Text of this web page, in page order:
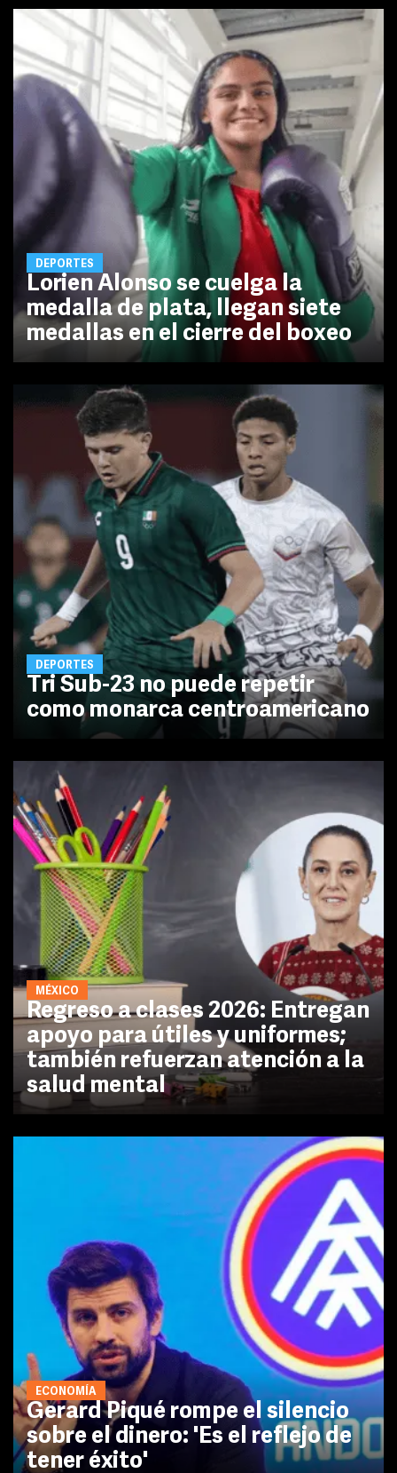
DEPORTES
Lorien Alonso se cuelga la
medalla de plata, llegan siete
medallas en el cierre del boxeo
DEPORTES
Tri Sub-23 no puede repetir
como monarca centroamericano
MÉXICO
Regreso a clases 2026: Entregan
apoyo para útiles y uniformes;
también refuerzan atención a la
salud mental
ECONOMÍA
Gerard Piqué rompe el silencio
sobre el dinero: 'Es el reflejo de
tener éxito'